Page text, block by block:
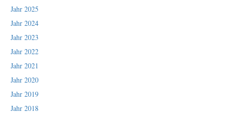
Jahr 2025
Jahr 2024
Jahr 2023
Jahr 2022
Jahr 2021
Jahr 2020
Jahr 2019
Jahr 2018